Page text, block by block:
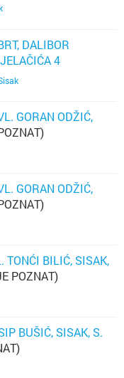
DALIBOR
4
GORAN ODŽIĆ,
GORAN ODŽIĆ,
TONĆI BILIĆ, SISAK,
POZNAT)
BUŠIĆ, SISAK, S.